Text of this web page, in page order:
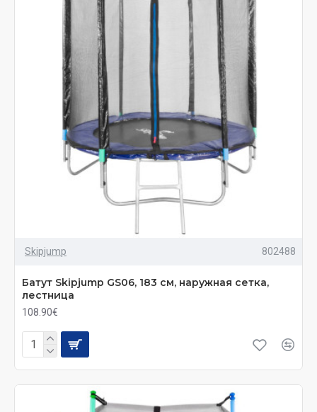
Skipjump 802488
Батут Skiрjumр GS06, 183 см, наружная сетка,
лестница
108.90€